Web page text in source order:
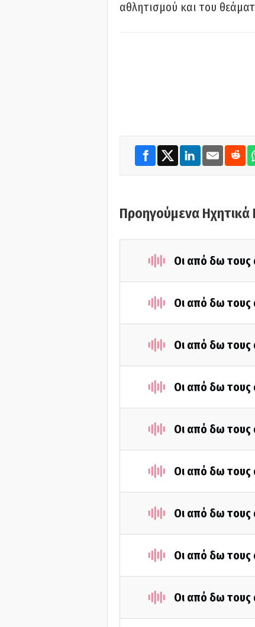
αθλητισμού και του
Προηγούμενα Ηχητικά
Οι από δω τους
Οι από δω τους
Οι από δω τους
Οι από δω
Οι από δω
Οι από δω
Οι από δω
Οι από δω
Οι από δω